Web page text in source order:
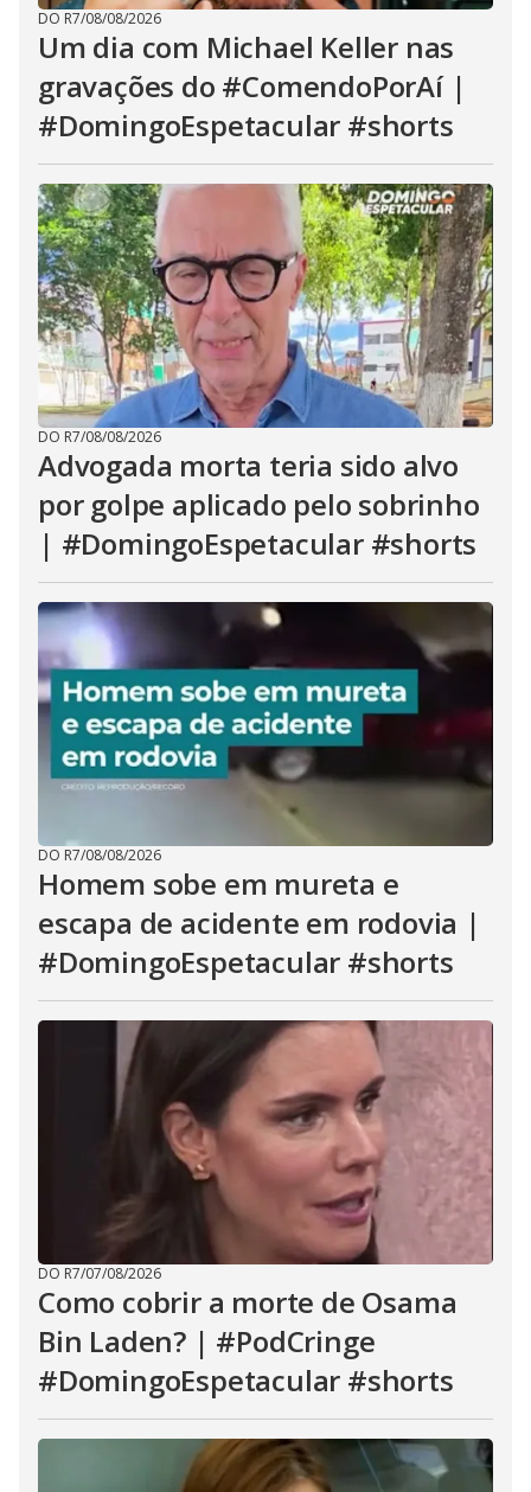
DO R7/08/08/2026
Um dia com Michael Keller nas
gravações do #ComendoPorAí |
#DomingoEspetacular #shorts
DO R7/08/08/2026
Advogada morta teria sido alvo
por golpe aplicado pelo sobrinho
| #DomingoEspetacular #shorts
DO R7/08/08/2026
Homem sobe em mureta e
escapa de acidente em rodovia |
#DomingoEspetacular #shorts
DO R7/07/08/2026
Como cobrir a morte de Osama
Bin Laden? | #PodCringe
#DomingoEspetacular #shorts